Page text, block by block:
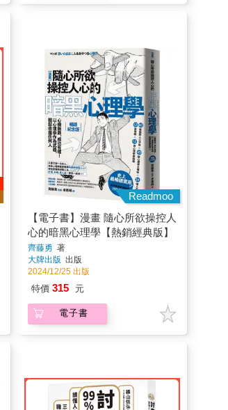
Readmoo
【電子書】漫畫 隨心所欲操控人
心的暗黑心理學【熱銷經典版】
齊藤勇 著
大牌出版 出版
2024/12/25 出版
特價 315 元
電子書